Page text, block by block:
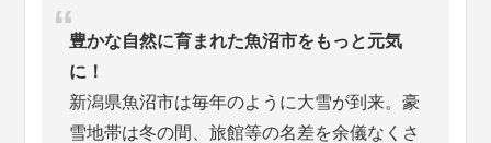
豊かな自然に育まれた魚沼市をもっと元気
に！
新潟県魚沼市は毎年のように大雪が到来。豪
雪地帯は冬の間、旅館等の名差を余儀なくさ